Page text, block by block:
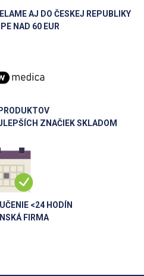
AJ DO ČESKEJ REPUBLIKY
NAD 60 EUR
ZNAČIEK SKLADOM
<24 HODÍN
FIRMA